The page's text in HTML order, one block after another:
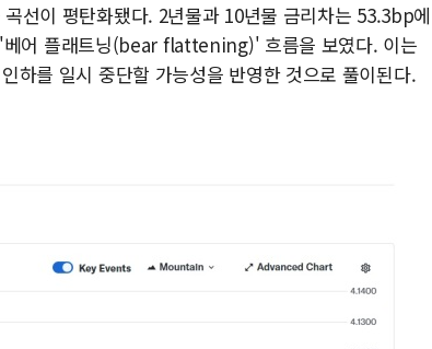
선이 평탄화됐다. 2년물과 10년물 금리차는 53.3bp에
어 플래트닝(bear flattening)' 흐름을 보였다. 이는
하를 일시 중단할 가능성을 반영한 것으로 풀이된다.